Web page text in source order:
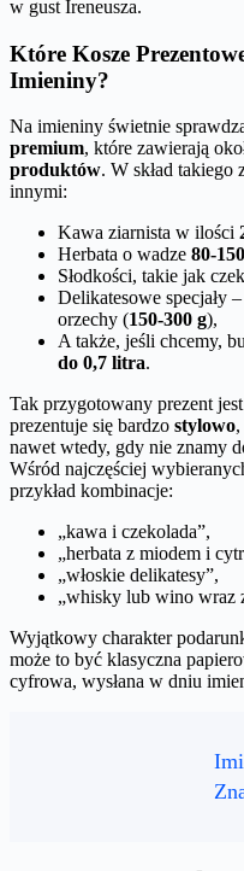
w gust Ireneusza.
Które Kosze
Imieniny?
Na imieniny świetnie
premium, które zawierają
produktów. W skład takiego
innymi:
Kawa ziarnista w ilości
Herbata o wadze 80-
Słodkości, takie jak
Delikatesowe specjały
orzechy (150-300 g),
A także, jeśli chcemy,
do 0,7 litra.
Tak przygotowany prezent
prezentuje się bardzo stylowo
nawet wtedy, gdy nie znamy
Wśród najczęściej
przykład kombinacje:
„kawa i czekolada”,
„herbata z miodem i
„włoskie delikatesy”,
„whisky lub wino wraz
Wyjątkowy charakter
może to być klasyczna
cyfrowa, wysłana w dniu